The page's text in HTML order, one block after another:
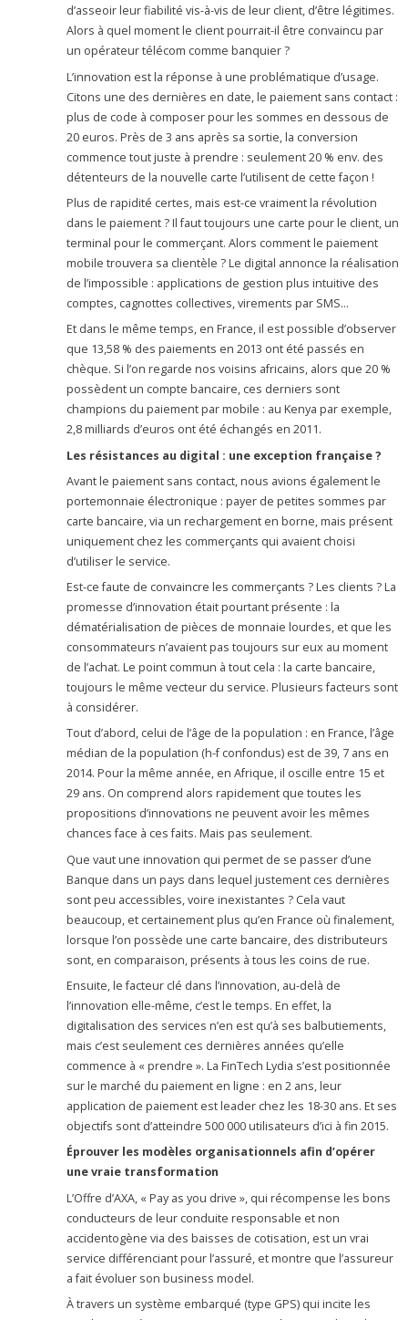
d’asseoir leur fiabilité vis-à-vis de leur client, d’être légitimes.
Alors à quel moment le client pourrait-il être convaincu par
un opérateur télécom comme banquier ?
L’innovation est la réponse à une problématique d’usage.
Citons une des dernières en date, le paiement sans contact :
plus de code à composer pour les sommes en dessous de
20 euros. Près de 3 ans après sa sortie, la conversion
commence tout juste à prendre : seulement 20 % env. des
détenteurs de la nouvelle carte l’utilisent de cette façon !
Plus de rapidité certes, mais est-ce vraiment la révolution
dans le paiement ? Il faut toujours une carte pour le client, un
terminal pour le commerçant. Alors comment le paiement
mobile trouvera sa clientèle ? Le digital annonce la réalisation
de l’impossible : applications de gestion plus intuitive des
comptes, cagnottes collectives, virements par SMS…
Et dans le même temps, en France, il est possible d’observer
que 13,58 % des paiements en 2013 ont été passés en
chèque. Si l’on regarde nos voisins africains, alors que 20 %
possèdent un compte bancaire, ces derniers sont
champions du paiement par mobile : au Kenya par exemple,
2,8 milliards d’euros ont été échangés en 2011.
Les résistances au digital : une exception française ?
Avant le paiement sans contact, nous avions également le
portemonnaie électronique : payer de petites sommes par
carte bancaire, via un rechargement en borne, mais présent
uniquement chez les commerçants qui avaient choisi
d’utiliser le service.
Est-ce faute de convaincre les commerçants ? Les clients ? La
promesse d’innovation était pourtant présente : la
dématérialisation de pièces de monnaie lourdes, et que les
consommateurs n’avaient pas toujours sur eux au moment
de l’achat. Le point commun à tout cela : la carte bancaire,
toujours le même vecteur du service. Plusieurs facteurs sont
à considérer.
Tout d’abord, celui de l’âge de la population : en France, l’âge
médian de la population (h-f confondus) est de 39, 7 ans en
2014. Pour la même année, en Afrique, il oscille entre 15 et
29 ans. On comprend alors rapidement que toutes les
propositions d’innovations ne peuvent avoir les mêmes
chances face à ces faits. Mais pas seulement.
Que vaut une innovation qui permet de se passer d’une
Banque dans un pays dans lequel justement ces dernières
sont peu accessibles, voire inexistantes ? Cela vaut
beaucoup, et certainement plus qu’en France où finalement,
lorsque l’on possède une carte bancaire, des distributeurs
sont, en comparaison, présents à tous les coins de rue.
Ensuite, le facteur clé dans l’innovation, au-delà de
l’innovation elle-même, c’est le temps. En effet, la
digitalisation des services n’en est qu’à ses balbutiements,
mais c’est seulement ces dernières années qu’elle
commence à « prendre ». La FinTech Lydia s’est positionnée
sur le marché du paiement en ligne : en 2 ans, leur
application de paiement est leader chez les 18-30 ans. Et ses
objectifs sont d’atteindre 500 000 utilisateurs d’ici à fin 2015.
Éprouver les modèles organisationnels afin d’opérer
une vraie transformation
L’Offre d’AXA, « Pay as you drive », qui récompense les bons
conducteurs de leur conduite responsable et non
accidentogène via des baisses de cotisation, est un vrai
service différenciant pour l’assuré, et montre que l’assureur
a fait évoluer son business model.
À travers un système embarqué (type GPS) qui incite les